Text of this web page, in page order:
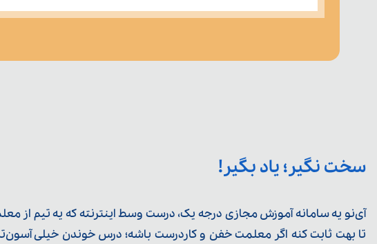
سخت نگیر؛ یاد بگیر!
آی‌نو یه سامانه آموزش مجازی درجه یک، درست وسط اینترنته که یه تیم از
تا بهت ثابت کنه اگر معلمت خفن و کاردرست باشه؛ درس خوندن خیلی